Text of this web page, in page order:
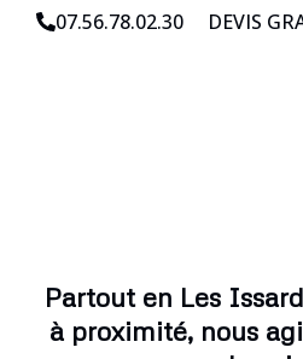
07.56.78.02.30 DEVIS
Partout en Les
à proximité, nous